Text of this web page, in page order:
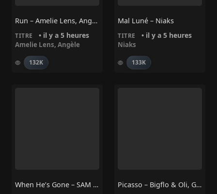
Run – Amelie Lens, Angèle
TITRE • il y a 5 heures
Amelie Lens, Angèle
132K
Mal Luné – Niaks
TITRE • il y a 5 heures
Niaks
133K
When He’s Gone – SAM SMITH Picasso – Bigflo & Oli, Ginton